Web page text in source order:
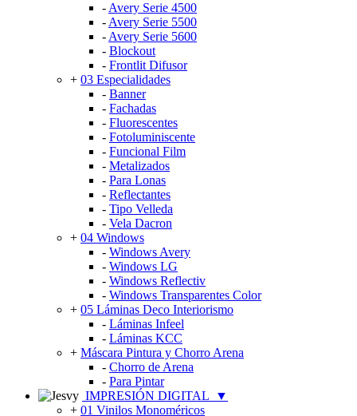
- Avery Serie 4500
- Avery Serie 5500
- Avery Serie 5600
- Blockout
- Frontlit Difusor
+ 03 Especialidades
- Banner
- Fachadas
- Fluorescentes
- Fotoluminiscente
- Funcional Film
- Metalizados
- Para Lonas
- Reflectantes
- Tipo Velleda
- Vela Dacron
+ 04 Windows
- Windows Avery
- Windows LG
- Windows Reflectiv
- Windows Transparentes Color
+ 05 Láminas Deco Interiorismo
- Láminas Infeel
- Láminas KCC
+ Máscara Pintura y Chorro Arena
- Chorro de Arena
- Para Pintar
IMPRESIÓN DIGITAL
▼
+ 01 Vinilos Monoméricos